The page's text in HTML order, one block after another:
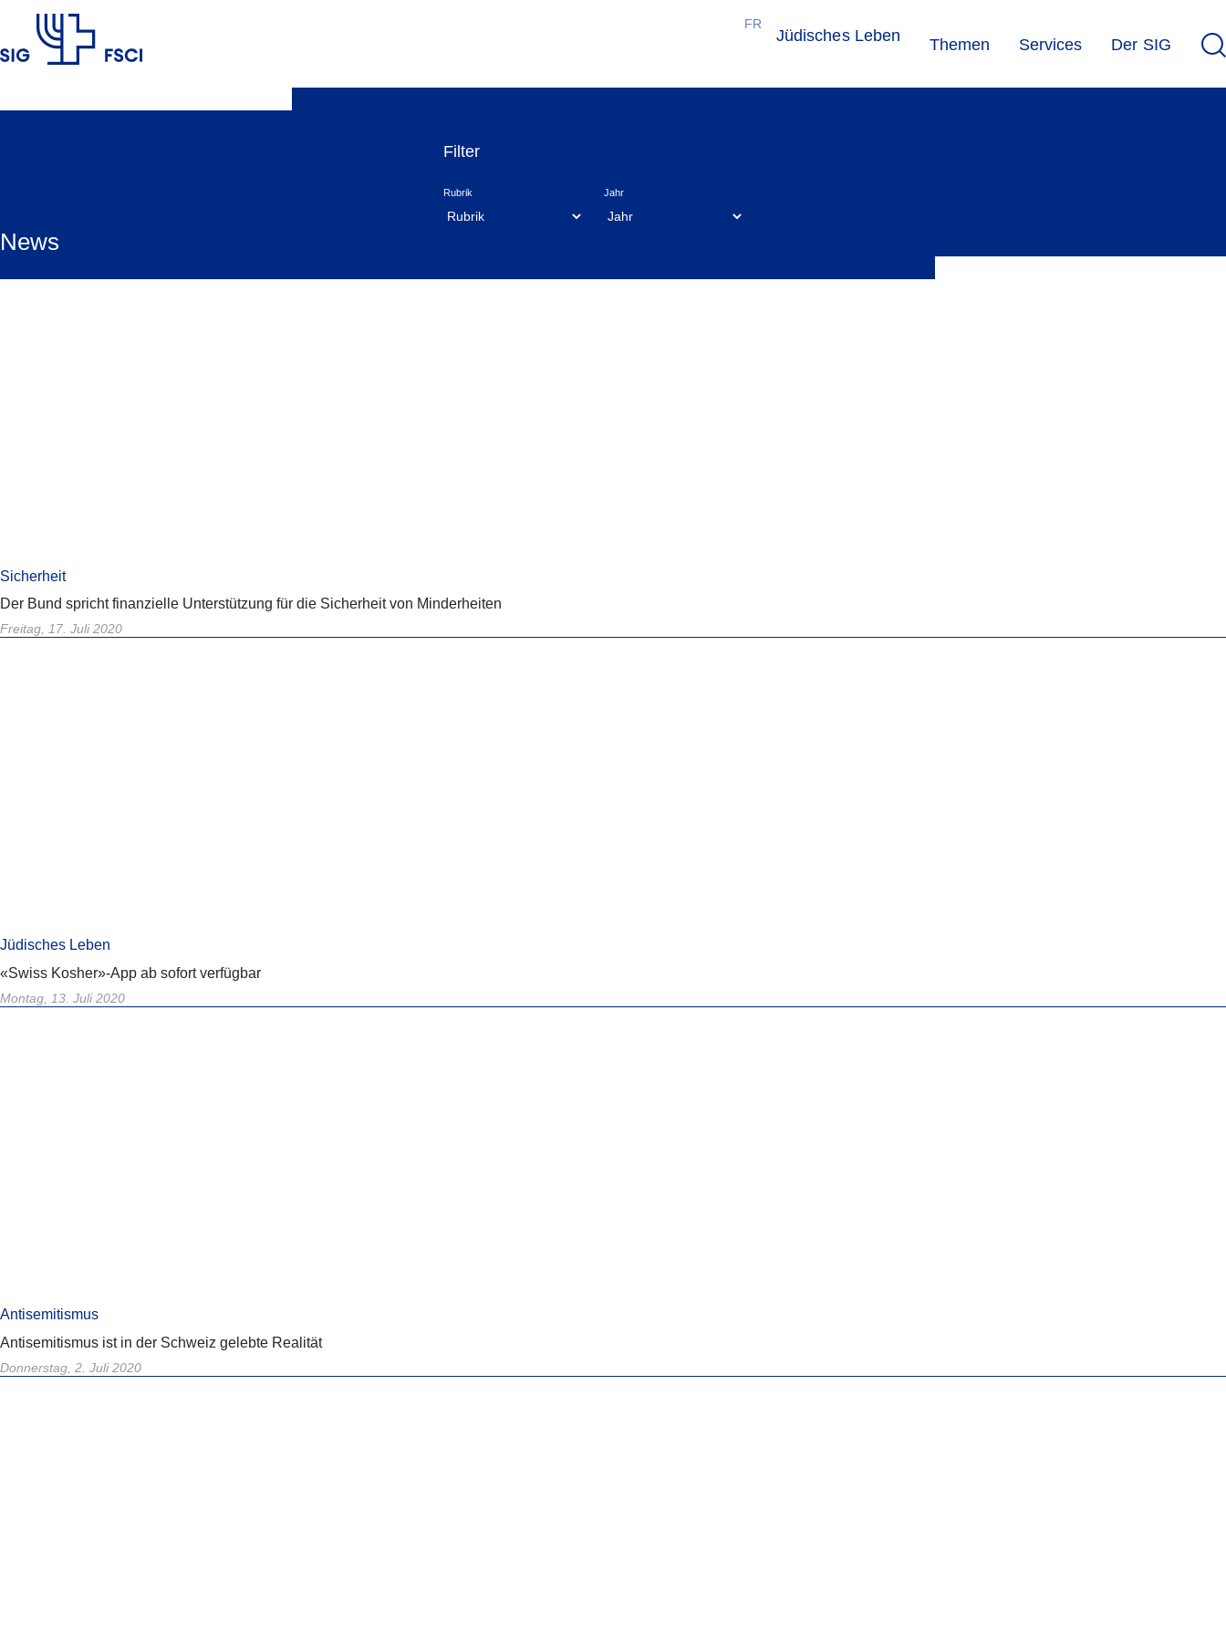
FR
Jüdisches Leben Themen Services Der SIG
News
Filter
Rubrik Jahr
Sicherheit
Der Bund spricht finanzielle Unterstützung für die Sicherheit von Minderheiten
Freitag, 17. Juli 2020
Jüdisches Leben
«Swiss Kosher»-App ab sofort verfügbar
Montag, 13. Juli 2020
Antisemitismus
Antisemitismus ist in der Schweiz gelebte Realität
Donnerstag, 2. Juli 2020